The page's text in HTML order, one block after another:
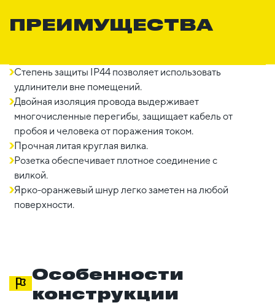
ПРЕИМУЩЕСТВА
Степень защиты IP44 позволяет использовать
удлинители вне помещений.
Двойная изоляция провода выдерживает
многочисленные перегибы, защищает кабель от
пробоя и человека от поражения током.
Прочная литая круглая вилка.
Розетка обеспечивает плотное соединение с
вилкой.
Ярко-оранжевый шнур легко заметен на любой
поверхности.
Особенности
конструкции